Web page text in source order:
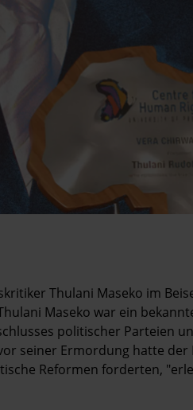
Thulani Maseko im
Maseko war ein
politischer Parteien
seiner Ermordung hatte der
Reformen forderten,